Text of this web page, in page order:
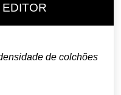
de colchões